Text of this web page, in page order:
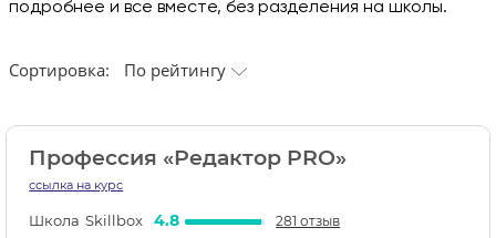
подробнее и все вместе, без разделения на школы.
Сортировка: По рейтингу
Профессия «Редактор PRO»
ссылка на курс
Школа Skillbox 4.8 281 отзыв